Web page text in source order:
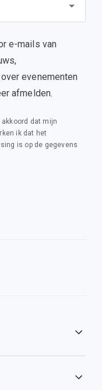
e-mails van
evenementen
afmelden.
dat mijn
ik dat het
is op de gegevens